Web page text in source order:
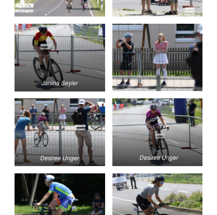
Janina Seyler
Desiree Unger Desiree Unger